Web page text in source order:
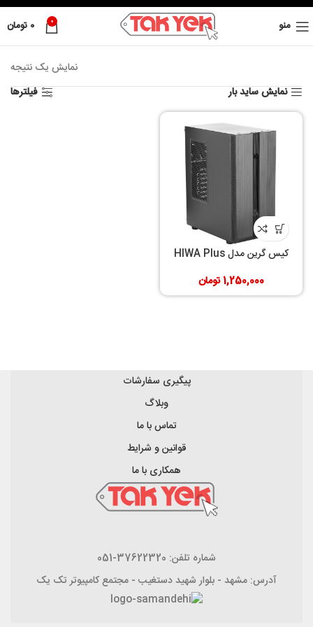
منو 0
0 تومان
نمایش یک نتیجه
نمایش ساید بار
فیلترها
کیس گرین مدل HIWA Plus
1,250,000تومان
پیگیری سفارشات
وبلاگ
تماس با ما
قوانین و شرایط
همکاری با ما
شماره تلفن: 37622320-051
آدرس: مشهد - بلوار شهید دستغیب - مجتمع کامپیوتر تک یک